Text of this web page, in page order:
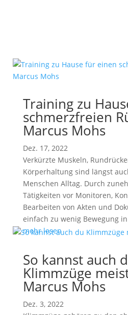
Training zu
schmerzfreien
Marcus Mohs
Dez. 17, 2022
Verkürzte Muskeln,
Körperhaltung sind längst
Menschen Alltag. Durch
Tätigkeiten vor Monitoren,
Bearbeiten von Akten und
einfach zu wenig Bewegung
mehr lesen
So kannst auch
Klimmzüge
Marcus Mohs
Dez. 3, 2022